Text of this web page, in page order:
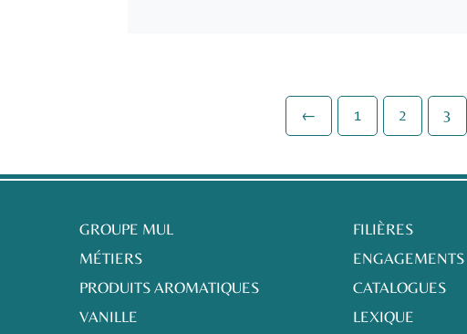
← 1 2 3
GROUPE MUL
MÉTIERS
PRODUITS AROMATIQUES
VANILLE
FILIÈRES
ENGAGEMENTS
CATALOGUES
LEXIQUE